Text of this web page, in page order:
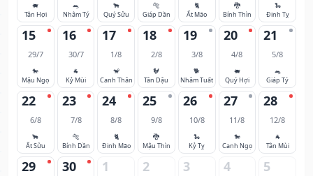
🐖
Tân Hợi
🐀
Nhâm Tý
🐂
Quý Sửu
🐅
Giáp Dần
🐈
Ất Mão
🐉
Bính Thìn
🐍
Đinh Tỵ
15
29/7
🐎
Mậu Ngọ
16
30/7
🐐
Kỷ Mùi
17
1/8
🐒
Canh Thân
18
2/8
🐓
Tân Dậu
19
3/8
🐕
Nhâm Tuất
20
4/8
🐖
Quý Hợi
21
5/8
🐀
Giáp Tý
22
6/8
🐂
Ất Sửu
23
7/8
🐅
Bính Dần
24
8/8
🐈
Đinh Mão
25
9/8
🐉
Mậu Thìn
26
10/8
🐍
Kỷ Tỵ
27
11/8
🐎
Canh Ngọ
28
12/8
🐐
Tân Mùi
29 30 1 2 3 4 5